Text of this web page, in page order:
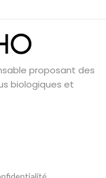
proposant des
biologiques et